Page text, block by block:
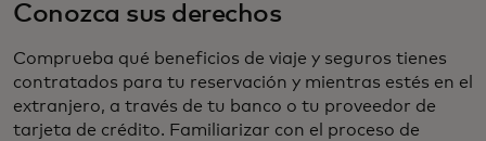
Conozca sus derechos
Comprueba qué beneficios de viaje y seguros tienes
contratados para tu reservación y mientras estés en el
extranjero, a través de tu banco o tu proveedor de
tarjeta de crédito. Familiarizar con el proceso de